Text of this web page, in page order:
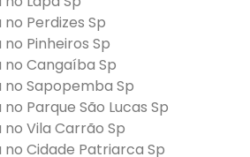
Perdizes Sp
Pinheiros Sp
Cangaíba Sp
Sapopemba Sp
Parque São Lucas Sp
Vila Carrão Sp
Cidade Patriarca Sp